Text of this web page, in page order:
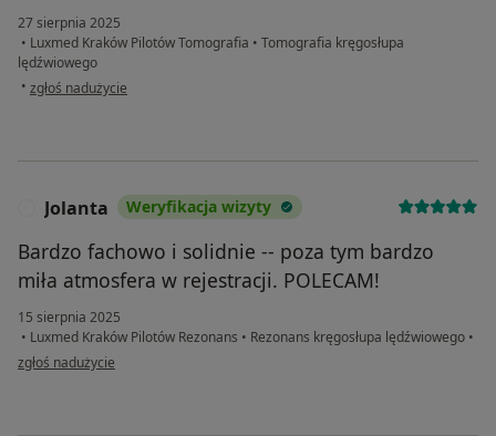
27 sierpnia 2025
• Luxmed Kraków Pilotów Tomografia • Tomografia kręgosłupa
lędźwiowego
• w opinii użytkownika Łukasz
zgłoś nadużycie
Jolanta Weryfikacja wizyty
Bardzo fachowo i solidnie -- poza tym bardzo
miła atmosfera w rejestracji. POLECAM!
15 sierpnia 2025
• Luxmed Kraków Pilotów Rezonans • Rezonans kręgosłupa lędźwiowego •
w opinii użytkownika Jolanta
zgłoś nadużycie